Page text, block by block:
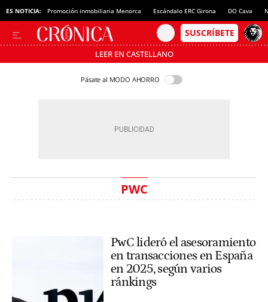
ES NOTICIA: Promoción inmobiliaria Menorca Escándalo ERC Girona DO Cava
LEER EN CASTELLANO
Pásate al MODO AHORRO
PWC
PwC lideró el asesoramiento
en transacciones en España
en 2025, según varios
ránkings